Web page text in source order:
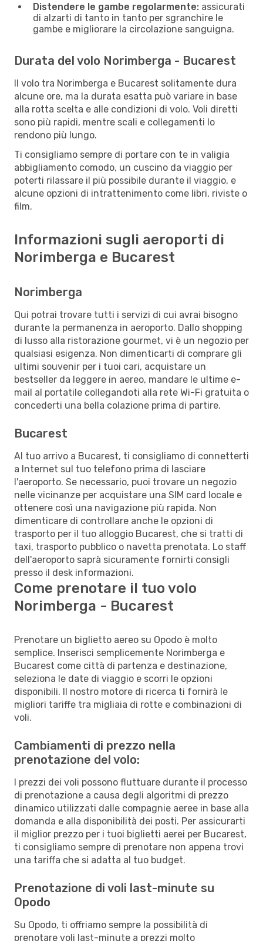
Distendere le gambe regolarmente: assicurati
di alzarti di tanto in tanto per sgranchire le
gambe e migliorare la circolazione sanguigna.
Durata del volo Norimberga - Bucarest
Il volo tra Norimberga e Bucarest solitamente dura
alcune ore, ma la durata esatta può variare in base
alla rotta scelta e alle condizioni di volo. Voli diretti
sono più rapidi, mentre scali e collegamenti lo
rendono più lungo.
Ti consigliamo sempre di portare con te in valigia
abbigliamento comodo, un cuscino da viaggio per
poterti rilassare il più possibile durante il viaggio, e
alcune opzioni di intrattenimento come libri, riviste o
film.
Informazioni sugli aeroporti di
Norimberga e Bucarest
Norimberga
Qui potrai trovare tutti i servizi di cui avrai bisogno
durante la permanenza in aeroporto. Dallo shopping
di lusso alla ristorazione gourmet, vi è un negozio per
qualsiasi esigenza. Non dimenticarti di comprare gli
ultimi souvenir per i tuoi cari, acquistare un
bestseller da leggere in aereo, mandare le ultime e-
mail al portatile collegandoti alla rete Wi-Fi gratuita o
concederti una bella colazione prima di partire.
Bucarest
Al tuo arrivo a Bucarest, ti consigliamo di connetterti
a Internet sul tuo telefono prima di lasciare
l'aeroporto. Se necessario, puoi trovare un negozio
nelle vicinanze per acquistare una SIM card locale e
ottenere così una navigazione più rapida. Non
dimenticare di controllare anche le opzioni di
trasporto per il tuo alloggio Bucarest, che si tratti di
taxi, trasporto pubblico o navetta prenotata. Lo staff
dell'aeroporto saprà sicuramente fornirti consigli
presso il desk informazioni.
Come prenotare il tuo volo
Norimberga - Bucarest
Prenotare un biglietto aereo su Opodo è molto
semplice. Inserisci semplicemente Norimberga e
Bucarest come città di partenza e destinazione,
seleziona le date di viaggio e scorri le opzioni
disponibili. Il nostro motore di ricerca ti fornirà le
migliori tariffe tra migliaia di rotte e combinazioni di
voli.
Cambiamenti di prezzo nella
prenotazione del volo:
I prezzi dei voli possono fluttuare durante il processo
di prenotazione a causa degli algoritmi di prezzo
dinamico utilizzati dalle compagnie aeree in base alla
domanda e alla disponibilità dei posti. Per assicurarti
il miglior prezzo per i tuoi biglietti aerei per Bucarest,
ti consigliamo sempre di prenotare non appena trovi
una tariffa che si adatta al tuo budget.
Prenotazione di voli last-minute su
Opodo
Su Opodo, ti offriamo sempre la possibilità di
prenotare voli last-minute a prezzi molto